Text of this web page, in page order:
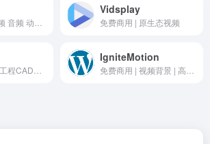
Vidsplay
免费商用 | 原生态视频
IgniteMotion